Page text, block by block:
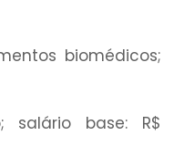
biomédicos;
salário base: R$